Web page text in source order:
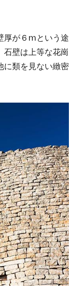
厚が６ⅿという途
石壁は上等な花崗
に類を見ない緻密